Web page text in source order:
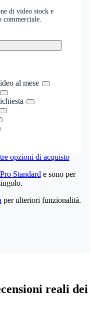
di video stock e
commerciale.
al mese
opzioni di acquisto
Standard e sono per
per ulteriori funzionalità.
reali dei